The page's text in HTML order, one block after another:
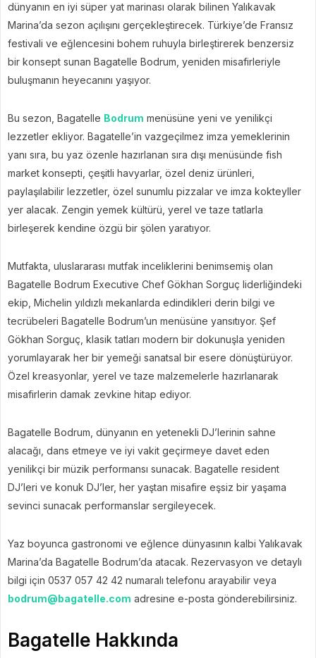
dünyanın en iyi süper yat marinası olarak bilinen Yalıkavak
Marina’da sezon açılışını gerçekleştirecek. Türkiye’de Fransız
festivali ve eğlencesini bohem ruhuyla birleştirerek benzersiz
bir konsept sunan Bagatelle Bodrum, yeniden misafirleriyle
buluşmanın heyecanını yaşıyor.
Bu sezon, Bagatelle Bodrum menüsüne yeni ve yenilikçi
lezzetler ekliyor. Bagatelle’in vazgeçilmez imza yemeklerinin
yanı sıra, bu yaz özenle hazırlanan sıra dışı menüsünde fish
market konsepti, çeşitli havyarlar, özel deniz ürünleri,
paylaşılabilir lezzetler, özel sunumlu pizzalar ve imza kokteyller
yer alacak. Zengin yemek kültürü, yerel ve taze tatlarla
birleşerek kendine özgü bir şölen yaratıyor.
Mutfakta, uluslararası mutfak inceliklerini benimsemiş olan
Bagatelle Bodrum Executive Chef Gökhan Sorguç liderliğindeki
ekip, Michelin yıldızlı mekanlarda edindikleri derin bilgi ve
tecrübeleri Bagatelle Bodrum’un menüsüne yansıtıyor. Şef
Gökhan Sorguç, klasik tatları modern bir dokunuşla yeniden
yorumlayarak her bir yemeği sanatsal bir esere dönüştürüyor.
Özel kreasyonlar, yerel ve taze malzemelerle hazırlanarak
misafirlerin damak zevkine hitap ediyor.
Bagatelle Bodrum, dünyanın en yetenekli DJ’lerinin sahne
alacağı, dans etmeye ve iyi vakit geçirmeye davet eden
yenilikçi bir müzik performansı sunacak. Bagatelle resident
DJ’leri ve konuk DJ’ler, her yaştan misafire eşsiz bir yaşama
sevinci sunacak performanslar sergileyecek.
Yaz boyunca gastronomi ve eğlence dünyasının kalbi Yalıkavak
Marina’da Bagatelle Bodrum’da atacak. Rezervasyon ve detaylı
bilgi için 0537 057 42 42 numaralı telefonu arayabilir veya
bodrum@bagatelle.com adresine e-posta gönderebilirsiniz.
Bagatelle Hakkında